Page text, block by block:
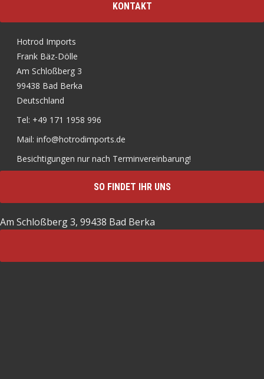
KONTAKT
Hotrod Imports
Frank Bäz-Dölle
Am Schloßberg 3
99438 Bad Berka
Deutschland
Tel: +49 171 1958 996
Mail: info@hotrodimports.de
Besichtigungen nur nach Terminvereinbarung!
SO FINDET IHR UNS
Am Schloßberg 3, 99438 Bad Berka